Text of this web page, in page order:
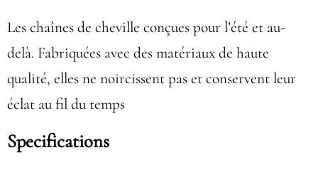
Les chaînes de cheville conçues pour l’été et au-
delà. Fabriquées avec des matériaux de haute
qualité, elles ne noircissent pas et conservent leur
éclat au fil du temps
Specifications